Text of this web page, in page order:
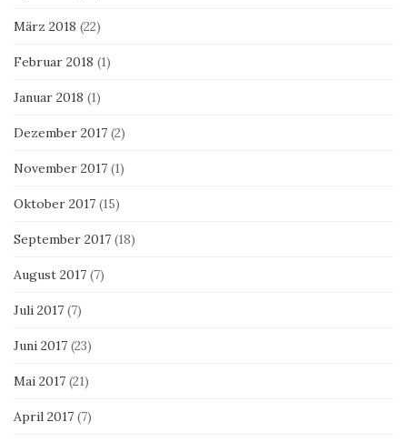
März 2018 (22)
Februar 2018 (1)
Januar 2018 (1)
Dezember 2017 (2)
November 2017 (1)
Oktober 2017 (15)
September 2017 (18)
August 2017 (7)
Juli 2017 (7)
Juni 2017 (23)
Mai 2017 (21)
April 2017 (7)